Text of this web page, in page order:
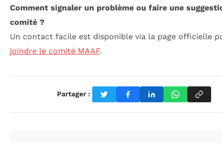
Comment signaler un problème ou faire une
comité ?
Un contact facile est disponible via la page officielle
joindre le comité MAAF.
Partager :